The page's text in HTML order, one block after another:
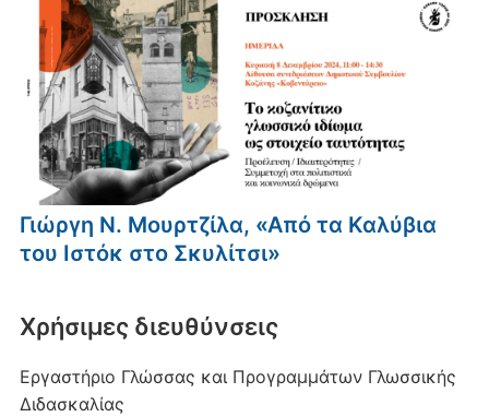
Γιώργη Ν. Μουρτζίλα, «Από τα Καλύβια
του Ιστόκ στο Σκυλίτσι»
Xρήσιμες διευθύνσεις
Εργαστήριο Γλώσσας και Προγραμμάτων Γλωσσικής
Διδασκαλίας